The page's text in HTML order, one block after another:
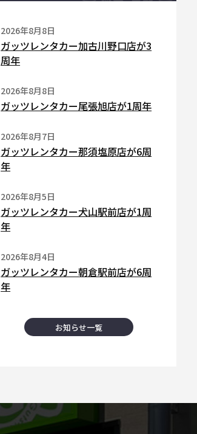
2026年8月8日
ガッツレンタカー加古川野口店が3
周年
2026年8月8日
ガッツレンタカー尾張旭店が1周年
2026年8月7日
ガッツレンタカー那須塩原店が6周
年
2026年8月5日
ガッツレンタカー犬山駅前店が1周
年
2026年8月4日
ガッツレンタカー朝倉駅前店が6周
年
お知らせ一覧